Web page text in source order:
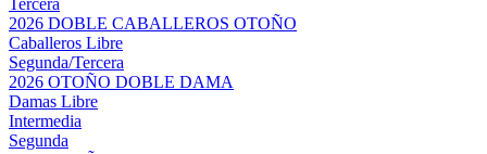
Tercera
2026 DOBLE CABALLEROS OTOÑO
Caballeros Libre
Segunda/Tercera
2026 OTOÑO DOBLE DAMA
Damas Libre
Intermedia
Segunda